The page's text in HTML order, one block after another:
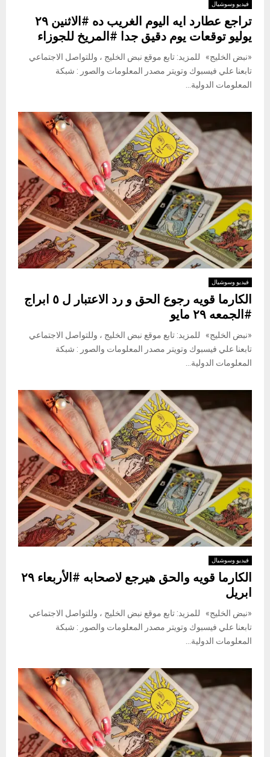
فيديو وسوشيال
تراجع عطارد ايه اليوم الغريب ده #الاثنين ٢٩
يوليو توقعات يوم دقيق جدا #المريخ للجوزاء
«نبض الخليج» للمزيد: تابع موقع نبض الخليج ، وللتواصل الاجتماعي
تابعنا علي فيسبوك وتويتر مصدر المعلومات والصور : شبكة
المعلومات الدولية...
فيديو وسوشيال
الكارما قويه رجوع الحق و رد الاعتبار ل ٥ ابراج
#الجمعه ٢٩ مايو
«نبض الخليج» للمزيد: تابع موقع نبض الخليج ، وللتواصل الاجتماعي
تابعنا علي فيسبوك وتويتر مصدر المعلومات والصور : شبكة
المعلومات الدولية...
فيديو وسوشيال
الكارما قويه والحق هيرجع لاصحابه #الأربعاء ٢٩
ابريل
«نبض الخليج» للمزيد: تابع موقع نبض الخليج ، وللتواصل الاجتماعي
تابعنا علي فيسبوك وتويتر مصدر المعلومات والصور : شبكة
المعلومات الدولية...